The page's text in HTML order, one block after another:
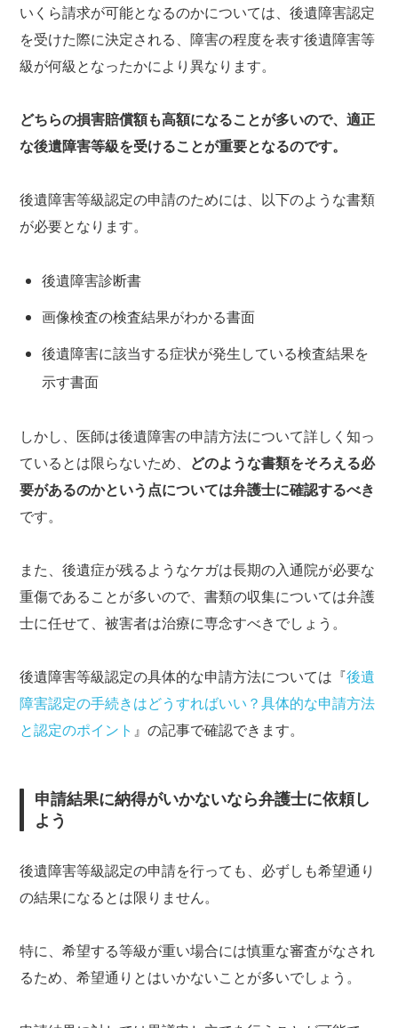
いくら請求が可能となるのかについては、後遺障害認定
を受けた際に決定される、障害の程度を表す後遺障害等
級が何級となったかにより異なります。
どちらの損害賠償額も高額になることが多いので、適正
な後遺障害等級を受けることが重要となるのです。
後遺障害等級認定の申請のためには、以下のような書類
が必要となります。
後遺障害診断書
画像検査の検査結果がわかる書面
後遺障害に該当する症状が発生している検査結果を
示す書面
しかし、医師は後遺障害の申請方法について詳しく知っ
ているとは限らないため、 どのような書類をそろえる必
要があるのかという点については弁護士に確認するべき
です。
また、後遺症が残るようなケガは長期の入通院が必要な
重傷であることが多いので、書類の収集については弁護
士に任せて、被害者は治療に専念すべきでしょう。
後遺障害等級認定の具体的な申請方法については『後遺
障害認定の手続きはどうすればいい？具体的な申請方法
と認定のポイント 』の記事で確認できます。
申請結果に納得がいかないなら弁護士に依頼し
よう
後遺障害等級認定の申請を行っても、必ずしも希望通り
の結果になるとは限りません。
特に、希望する等級が重い場合には慎重な審査がなされ
るため、希望通りとはいかないことが多いでしょう。